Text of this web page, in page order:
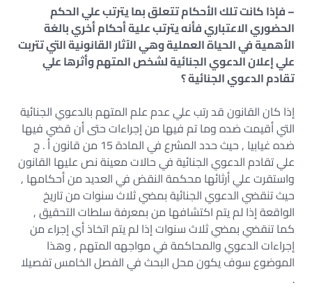
– فإذا كانت تلك الأحكام تتعلق بما يترتب علي الحكم
الحضوري الاعتباري فأنه يترتب علية أحكام أخري بالغة
الأهمية في الحياة العملية وهي الآثار القانونية التي تتربت
علي إعلان الدعوي الجنائية لشخص المتهم وأثرها علي
تقادم الدعوي الجنائية ؟
إذا كان القانون قد رتب علي عدم علم المتهم بالدعوي الجنائية
التي أقيمت ضده وما تم فيها من إجراءات حتى أن قضي فيها
ضده غيابيا , حيث حدد المشرع في المادة 15 من قانون أ . ج
علي تقادم الدعوي الجنائية في حالات معينة نص عليها القانون
واستقرت علي أرثائها محكمة النقض في العديد من أحكامها ,
حيث تنقضي الدعوي الجنائية بمضي ثلاث سنوات من تاريخ
الواقعة إذا لم يتم اكتشافها من بمعرفة سلطات التحقيق ,
كما تنقضي بمضي ثلاث سنوات إذا لم يتم اتخاذ أي إجراء من
إجراءات الدعوي والمحاكمة في مواجهه المتهم , وهذا
الموضوع سوف يكون محل البحث في الفصل الخامس تفصيلا
.